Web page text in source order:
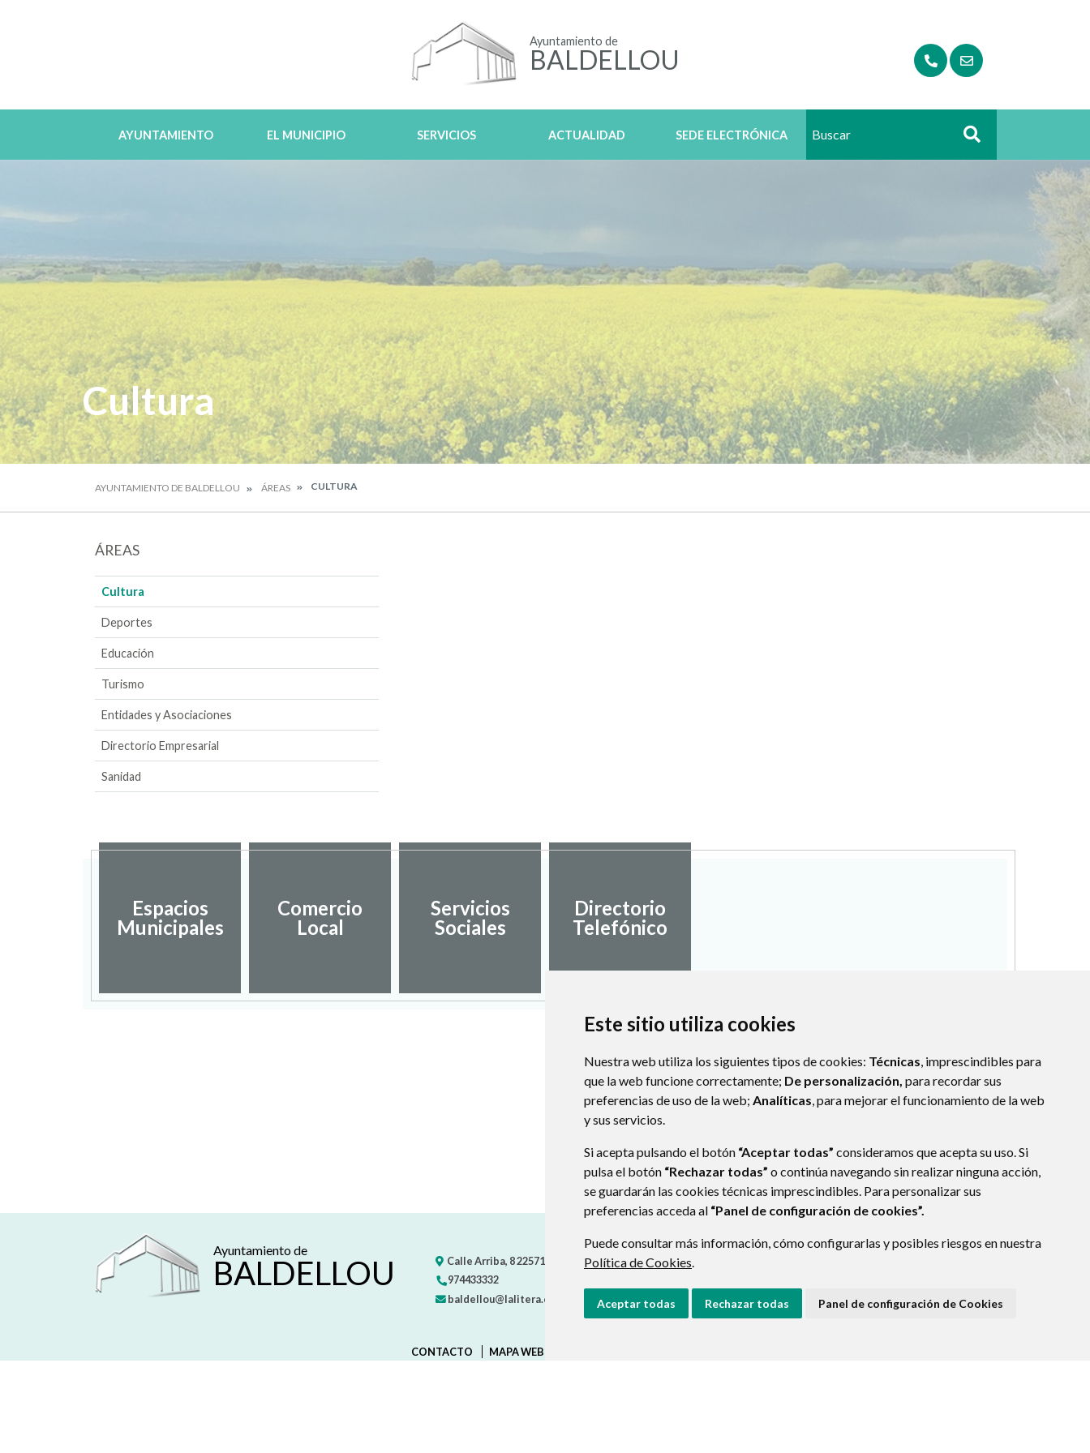
Este sitio utiliza cookies
Nuestra web utiliza los siguientes tipos de cookies: Técnicas, imprescindibles para
que la web funcione correctamente; De personalización, para recordar sus
preferencias de uso de la web; Analíticas, para mejorar el funcionamiento de la web
y sus servicios.
Si acepta pulsando el botón “Aceptar todas” consideramos que acepta su uso. Si
pulsa el botón “Rechazar todas” o continúa navegando sin realizar ninguna acción,
se guardarán las cookies técnicas imprescindibles. Para personalizar sus
preferencias acceda al “Panel de configuración de cookies”.
Puede consultar más información, cómo configurarlas y posibles riesgos en nuestra
Política de Cookies.
Aceptar todas Rechazar todas Panel de configuración de Cookies
Ayuntamiento de
BALDELLOU
AYUNTAMIENTO EL MUNICIPIO SERVICIOS ACTUALIDAD SEDE ELECTRÓNICA Buscar
Cultura
AYUNTAMIENTO DE BALDELLOU ÁREAS CULTURA
ÁREAS
Cultura
Deportes
Educación
Turismo
Entidades y Asociaciones
Directorio Empresarial
Sanidad
Espacios
Municipales
Comercio
Local
Servicios
Sociales
Directorio
Telefónico
Ayuntamiento de
BALDELLOU Calle Arriba, 822571 BALDELLOU- ARAGÓN(ESPAÑA)
974433332
baldellou@lalitera.org
CONTACTO MAPA WEB